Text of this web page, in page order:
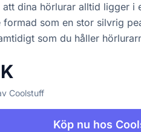
dina hörlurar alltid ligger i
formad som en stor silvrig
som du håller
Coolstuff
Köp nu hos